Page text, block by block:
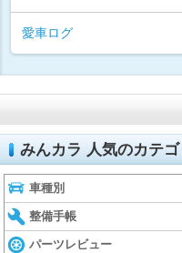
愛車ログ
みんカラ 人気のカテゴ
車種別
整備手帳
パーツレビュー